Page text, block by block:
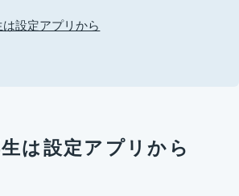
設定アプリから
は設定アプリから